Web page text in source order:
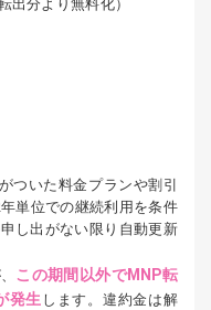
出分より無料化）
ついた料金プランや割引
単位での継続利用を条件
し出がない限り自動更新
この期間以外でMNP転
発生 します。違約金は解